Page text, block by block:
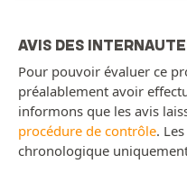
AVIS DES
Pour pouvoir évaluer ce
préalablement avoir
informons que les avis
procédure de contrôle.
chronologique